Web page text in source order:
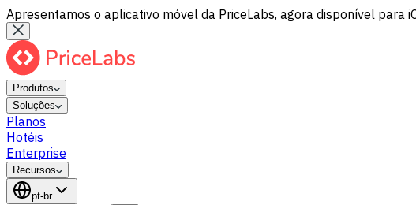
Apresentamos o aplicativo móvel da PriceLabs, agora disponível para
Produtos
Soluções
Planos
Hotéis
Enterprise
Recursos
pt-br